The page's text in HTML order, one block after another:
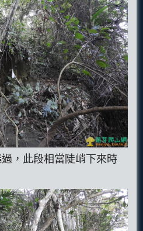
，此段相當陡峭下來時